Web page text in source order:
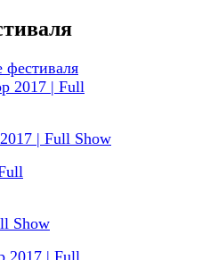
фестиваля
| Full Show
Show